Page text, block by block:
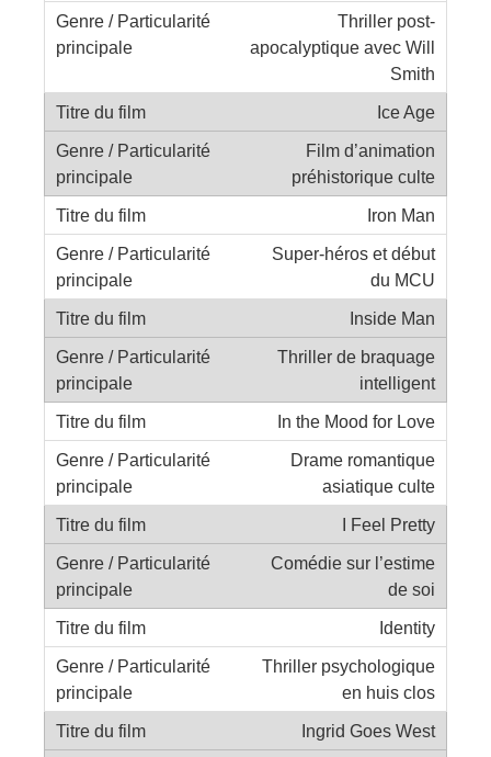
Thriller post-
apocalyptique avec Will
Smith
Ice Age
Film d’animation
préhistorique culte
Iron Man
Super-héros et début
du MCU
Inside Man
Thriller de braquage
intelligent
In the Mood for Love
Drame romantique
asiatique culte
I Feel Pretty
Comédie sur l’estime
de soi
Identity
Thriller psychologique
en huis clos
Ingrid Goes West